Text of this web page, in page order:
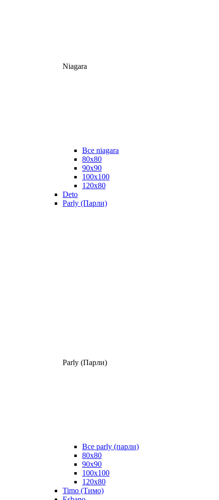
Niagara
Все niagara
80x80
90x90
100x100
120x80
Deto
Parly (Парли)
Parly (Парли)
Все parly (парли)
80x80
90x90
100x100
120x80
Timo (Тимо)